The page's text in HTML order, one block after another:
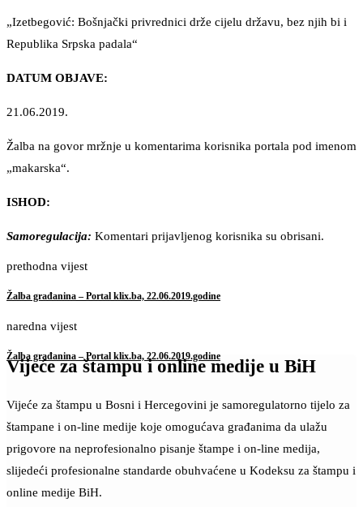
„Izetbegović: Bošnjački privrednici drže cijelu državu, bez njih bi i
Republika Srpska padala“
DATUM OBJAVE:
21.06.2019.
Žalba na govor mržnje u komentarima korisnika portala pod imenom
„makarska“.
ISHOD:
Samoregulacija: Komentari prijavljenog korisnika su obrisani.
prethodna vijest
Žalba građanina – Portal klix.ba, 22.06.2019.godine
naredna vijest
Žalba građanina – Portal klix.ba, 22.06.2019.godine
Vijeće za štampu i online medije u BiH
Vijeće za štampu u Bosni i Hercegovini je samoregulatorno tijelo za
štampane i on-line medije koje omogućava građanima da ulažu
prigovore na neprofesionalno pisanje štampe i on-line medija,
slijedeći profesionalne standarde obuhvaćene u Kodeksu za štampu i
online medije BiH.